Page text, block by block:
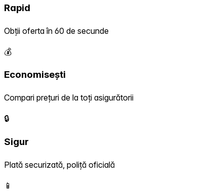
Rapid
Obții oferta în 60 de secunde
💰
Economisești
Compari prețuri de la toți asigurătorii
🔒
Sigur
Plată securizată, poliță oficială
📱